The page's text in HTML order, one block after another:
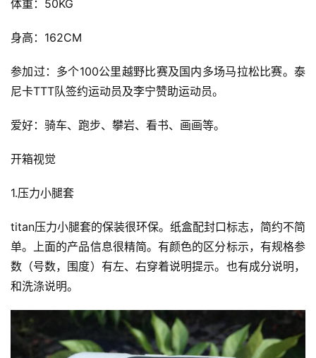
体重：50KG
身高：162CM
参加过：多个100公里越野比赛及国内多场马拉松比赛。泰
尼卡TTT队签约运动员及李宁赞助运动员。
爱好：骑车、跑步、攀岩、看书、画画等。
开箱视觉
1.压力小腿套
titan压力小腿套的保装很环保。纸盒配封口标志，简约不简
单。上面的产品信息很精简。有颜色的区分标示，有规格参
数（号数，围度）有左、右穿着说明提示。也有成分说明，
和洗涤说明。